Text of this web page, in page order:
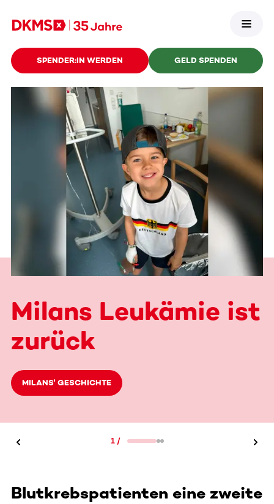
SPENDER:IN WERDEN GELD SPENDEN
Milans Leukämie ist
zurück
MILANS' GESCHICHTE
1/
Blutkrebspatienten eine zweite